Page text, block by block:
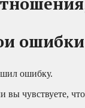
ошибки
ошибку.
вы чувствуете,